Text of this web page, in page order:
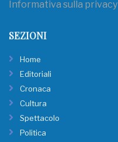
Informativa sulla privacy
SEZIONI
Home
Editoriali
Cronaca
Cultura
Spettacolo
Politica